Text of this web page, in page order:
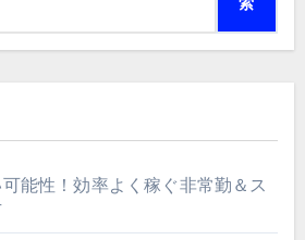
能性！効率よく稼ぐ非常勤＆ス